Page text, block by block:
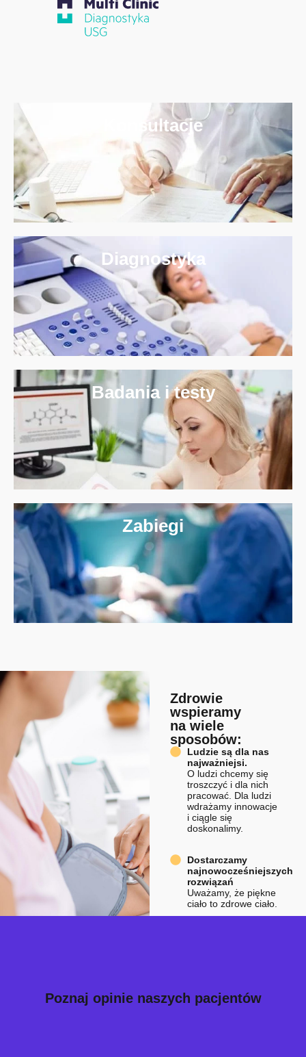
Konsultacje
Diagnostyka
Badania i testy
Zabiegi
Zdrowie
wspieramy
na wiele
sposobów:
Ludzie są dla nas
najważniejsi.
O ludzi chcemy się
troszczyć i dla nich
pracować. Dla ludzi
wdrażamy innowacje
i ciągle się
doskonalimy.
Dostarczamy
najnowocześniejszych
rozwiązań
Uważamy, że piękne
ciało to zdrowe ciało.
Poznaj opinie naszych pacjentów